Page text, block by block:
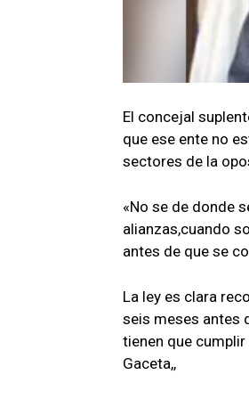
El concejal
que ese ente no
sectores de la
«No se de donde
alianzas,cuando
antes de que se
La ley es clara
seis meses antes
tienen que
Gaceta,,